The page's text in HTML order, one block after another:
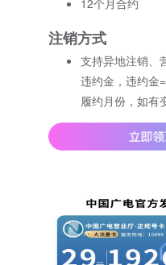
12个月合约
注销方式
支持异地注销、
违约金，违约金
履约月份，如有